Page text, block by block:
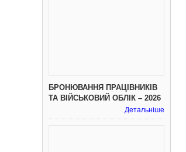
БРОНЮВАННЯ ПРАЦІВНИКІВ
ТА ВІЙСЬКОВИЙ ОБЛІК – 2026
Детальніше